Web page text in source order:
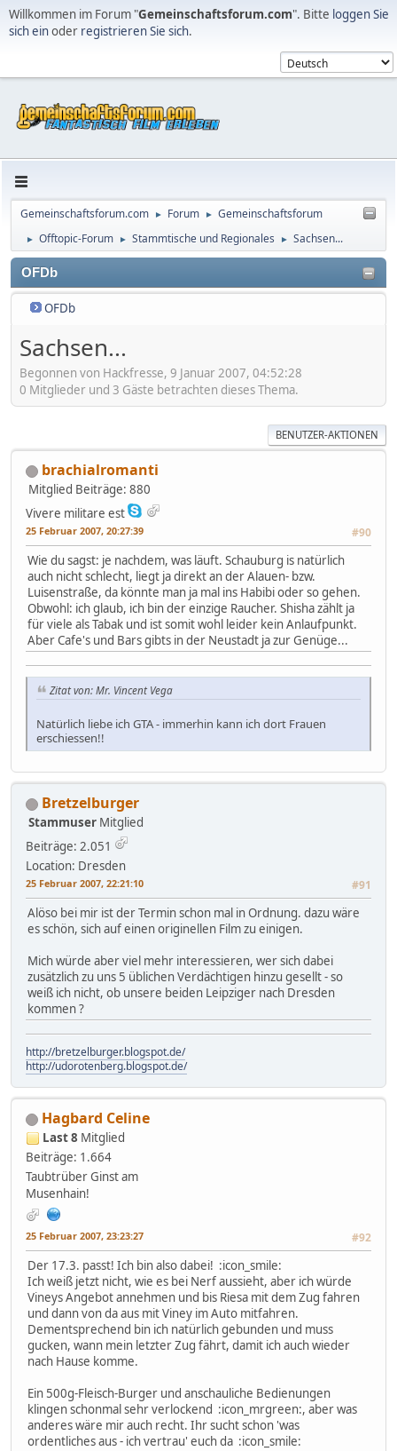
Willkommen im Forum "Gemeinschaftsforum.com". Bitte loggen Sie
sich einoder registrieren Sie sich.
Gemeinschaftsforum.com ► Forum ► Gemeinschaftsforum
► Offtopic-Forum ► Stammtische und Regionales ► Sachsen...
OFDb
OFDb
Sachsen...
Begonnen von Hackfresse, 9 Januar 2007, 04:52:28
0 Mitglieder und 3 Gäste betrachten dieses Thema.
BENUTZER-AKTIONEN
brachialromanti
Mitglied Beiträge: 880
Vivere militare est
25 Februar 2007, 20:27:39 #90
Wie du sagst: je nachdem, was läuft. Schauburg is natürlich
auch nicht schlecht, liegt ja direkt an der Alauen- bzw.
Luisenstraße, da könnte man ja mal ins Habibi oder so gehen.
Obwohl: ich glaub, ich bin der einzige Raucher. Shisha zählt ja
für viele als Tabak und ist somit wohl leider kein Anlaufpunkt.
Aber Cafe's und Bars gibts in der Neustadt ja zur Genüge...
Zitat von: Mr. Vincent Vega
Natürlich liebe ich GTA - immerhin kann ich dort Frauen
erschiessen!!
Bretzelburger
Stammuser Mitglied
Beiträge: 2.051
Location: Dresden
25 Februar 2007, 22:21:10 #91
Alöso bei mir ist der Termin schon mal in Ordnung. dazu wäre
es schön, sich auf einen originellen Film zu einigen.
Mich würde aber viel mehr interessieren, wer sich dabei
zusätzlich zu uns 5 üblichen Verdächtigen hinzu gesellt - so
weiß ich nicht, ob unsere beiden Leipziger nach Dresden
kommen ?
http://bretzelburger.blogspot.de/
http://udorotenberg.blogspot.de/
Hagbard Celine
Last 8 Mitglied
Beiträge: 1.664
Taubtrüber Ginst am
Musenhain!
25 Februar 2007, 23:23:27 #92
Der 17.3. passt! Ich bin also dabei! :icon_smile:
Ich weiß jetzt nicht, wie es bei Nerf aussieht, aber ich würde
Vineys Angebot annehmen und bis Riesa mit dem Zug fahren
und dann von da aus mit Viney im Auto mitfahren.
Dementsprechend bin ich natürlich gebunden und muss
gucken, wann mein letzter Zug fährt, damit ich auch wieder
nach Hause komme.
Ein 500g-Fleisch-Burger und anschauliche Bedienungen
klingen schonmal sehr verlockend :icon_mrgreen:, aber was
anderes wäre mir auch recht. Ihr sucht schon 'was
ordentliches aus - ich vertrau' euch da :icon_smile: